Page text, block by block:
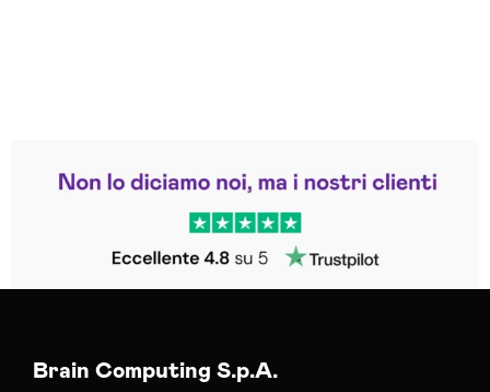
Trustpilot
Brain Computing S.p.A.